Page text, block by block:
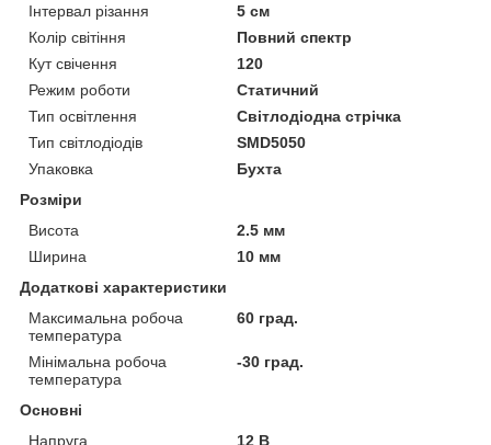
Інтервал різання
5 см
Колір світіння
Повний спектр
Кут свічення
120
Режим роботи
Статичний
Тип освітлення
Світлодіодна стрічка
Тип світлодіодів
SMD5050
Упаковка
Бухта
Розміри
Висота
2.5 мм
Ширина
10 мм
Додаткові характеристики
Максимальна робоча
температура
60 град.
Мінімальна робоча
температура
-30 град.
Основні
Напруга
12 В